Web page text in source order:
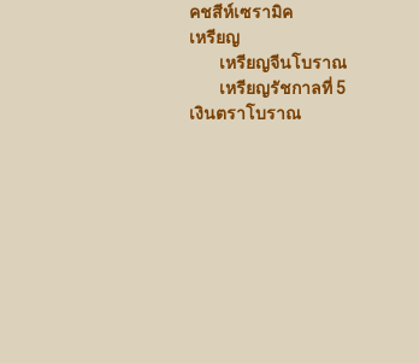
คชสีห์เซรามิค
เหรียญ
เหรียญจีนโบราณ
เหรียญรัชกาลที่ 5
เงินตราโบราณ